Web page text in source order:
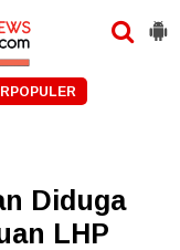
Diduga
LHP